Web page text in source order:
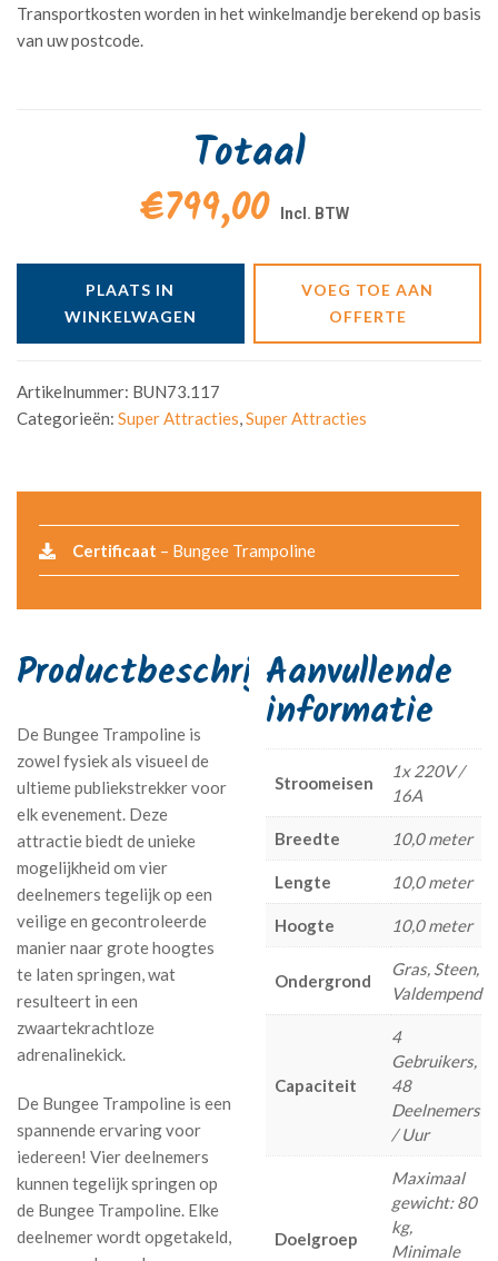
Transportkosten worden in het winkelmandje berekend op basis
van uw postcode.
Totaal
€799,00
PLAATS IN
WINKELWAGEN
VOEG TOE AAN
OFFERTE
Artikelnummer: BUN73.117
Categorieën: Super Attracties,Super Attracties
Certificaat – Bungee Trampoline
De Bungee Trampoline is
zowel fysiek als visueel de
ultieme publiekstrekker voor
elk evenement. Deze
attractie biedt de unieke
mogelijkheid om vier
deelnemers tegelijk op een
veilige en gecontroleerde
manier naar grote hoogtes
te laten springen, wat
resulteert in een
zwaartekrachtloze
adrenalinekick.
De Bungee Trampoline is een
spannende ervaring voor
iedereen! Vier deelnemers
kunnen tegelijk springen op
de Bungee Trampoline. Elke
deelnemer wordt opgetakeld,
Aanvullende
informatie
Stroomeisen
1x 220V /
16A
Breedte 10,0 meter
Lengte 10,0 meter
Hoogte 10,0 meter
Ondergrond
Gras, Steen,
Valdempend
Capaciteit
4
Gebruikers,
48
Deelnemers
/ Uur
Doelgroep
Maximaal
gewicht: 80
kg,
Minimale